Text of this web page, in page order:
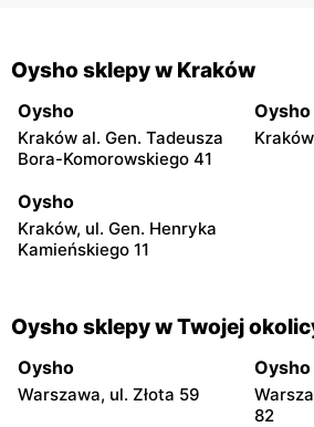
Oysho sklepy w Kraków
Oysho
Kraków al. Gen. Tadeusza
Bora-Komorowskiego 41
Oysho
Oysho
Kraków, ul. Gen. Henryka
Kamieńskiego 11
Oysho sklepy w Twojej
Oysho
Warszawa, ul. Złota 59
Oysho
82